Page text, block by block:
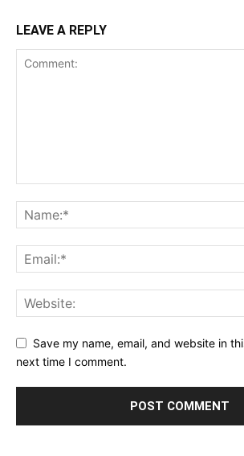
LEAVE A REPLY
Save my name, email, and website in
next time I comment.